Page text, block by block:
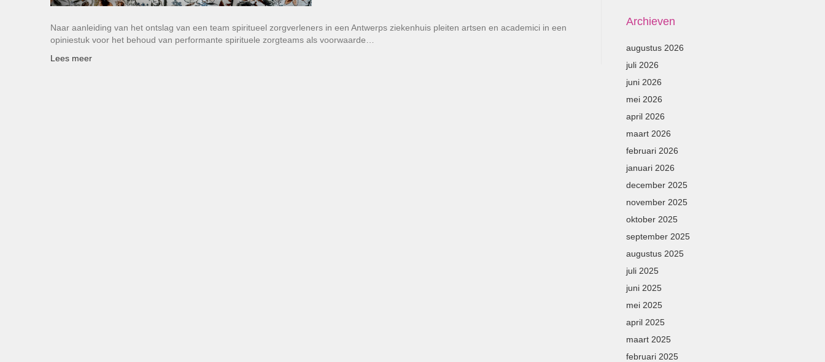
Naar aanleiding van het ontslag van een team spiritueel zorgverleners in een Antwerps ziekenhuis pleiten artsen en academici in een
opiniestuk voor het behoud van performante spirituele zorgteams als voorwaarde…
Lees meer
Archieven
augustus 2026
juli 2026
juni 2026
mei 2026
april 2026
maart 2026
februari 2026
januari 2026
december 2025
november 2025
oktober 2025
september 2025
augustus 2025
juli 2025
juni 2025
mei 2025
april 2025
maart 2025
februari 2025